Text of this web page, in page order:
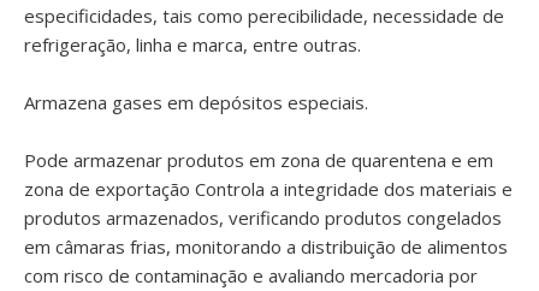
especificidades, tais como perecibilidade, necessidade de
refrigeração, linha e marca, entre outras.
Armazena gases em depósitos especiais.
Pode armazenar produtos em zona de quarentena e em
zona de exportação Controla a integridade dos materiais e
produtos armazenados, verificando produtos congelados
em câmaras frias, monitorando a distribuição de alimentos
com risco de contaminação e avaliando mercadoria por